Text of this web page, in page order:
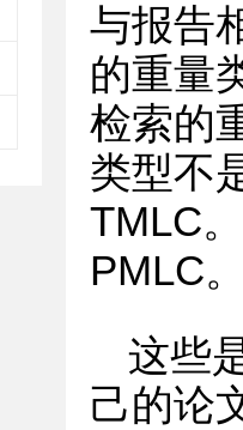
与报告
的重量
检索的
类型不
TMLC
PMLC
这些
己的论